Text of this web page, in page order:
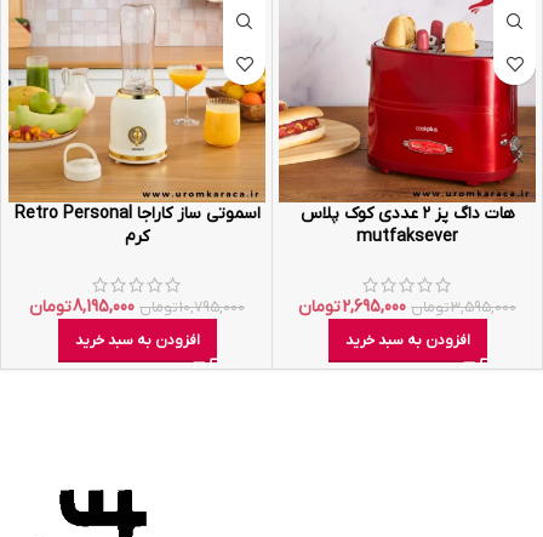
هات داگ پز ۲ عددی کوک پلاس
mutfaksever
3,595,000تومان 2,695,000تومان
افزودن به سبد خرید
اسموتی ساز کاراجا Retro Personal
کرم
10,795,000تومان 8,195,000تومان
افزودن به سبد خرید